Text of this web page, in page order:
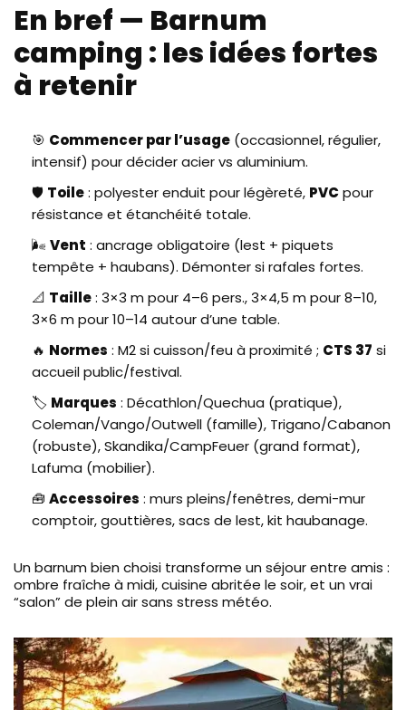
En bref — Barnum
camping : les idées fortes
à retenir
🎯 Commencer par l’usage (occasionnel, régulier,
intensif) pour décider acier vs aluminium.
🛡️ Toile: polyester enduit pour légèreté, PVCpour
résistance et étanchéité totale.
🌬️ Vent : ancrage obligatoire (lest + piquets
tempête + haubans). Démonter si rafales fortes.
📐 Taille: 3×3 m pour 4–6 pers., 3×4,5 m pour 8–10,
3×6 m pour 10–14 autour d’une table.
🔥 Normes : M2 si cuisson/feu à proximité ; CTS 37 si
accueil public/festival.
🏷️ Marques : Décathlon/Quechua (pratique),
Coleman/Vango/Outwell (famille), Trigano/Cabanon
(robuste), Skandika/CampFeuer (grand format),
Lafuma (mobilier).
🧰 Accessoires : murs pleins/fenêtres, demi-mur
comptoir, gouttières, sacs de lest, kit haubanage.
Un barnum bien choisi transforme un séjour entre amis :
ombre fraîche à midi, cuisine abritée le soir, et un vrai
“salon” de plein air sans stress météo.